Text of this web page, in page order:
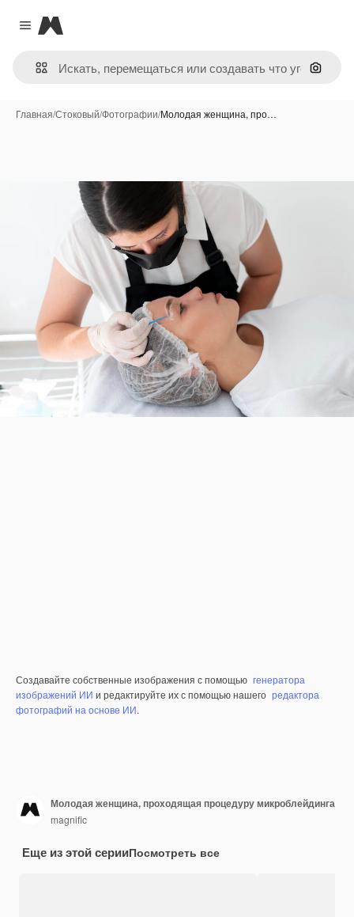
Close menu
Magnific
Поиск
Главная/Стоковый/Фотографии/Молодая женщина, про…
Создавайте собственные изображения с помощью генератора
изображений ИИ и редактируйте их с помощью нашего редактора
фотографий на основе ИИ.
Молодая женщина, проходящая процедуру микроблейдинга
magnific
Еще из этой серииПосмотреть все